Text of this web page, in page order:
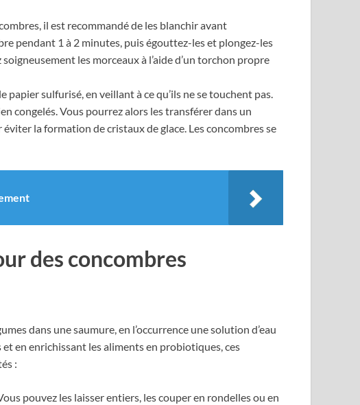
il est recommandé de les blanchir avant
pendant 1 à 2 minutes, puis égouttez-les et plongez-les
les morceaux à l’aide d’un torchon propre
sulfurisé, en veillant à ce qu’ils ne se touchent pas.
congelés. Vous pourrez alors les transférer dans un
la formation de cristaux de glace. Les concombres se
des concombres
dans une saumure, en l’occurrence une solution d’eau
en enrichissant les aliments en probiotiques, ces
:
pouvez les laisser entiers, les couper en rondelles ou en